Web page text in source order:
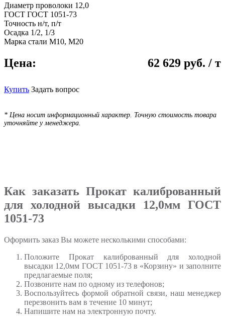
Диаметр проволоки 12,0
ГОСТ ГОСТ 1051-73
Точность н/т, п/т
Осадка 1/2, 1/3
Марка стали М10, М20
Цена: 62 629 руб. / т
Купить Задать вопрос
* Цена носит информационный характер. Точную стоимость товара
уточняйте у менеджера.
Как заказать Прокат калиброванный
для холодной высадки 12,0мм ГОСТ
1051-73
Оформить заказ Вы можете несколькими способами:
Положите Прокат калиброванный для холодной
высадки 12,0мм ГОСТ 1051-73 в «Корзину» и заполните
предлагаемые поля;
Позвоните нам по одному из телефонов;
Воспользуйтесь формой обратной связи, наш менеджер
перезвонить вам в течение 10 минут;
Напишите нам на электронную почту.